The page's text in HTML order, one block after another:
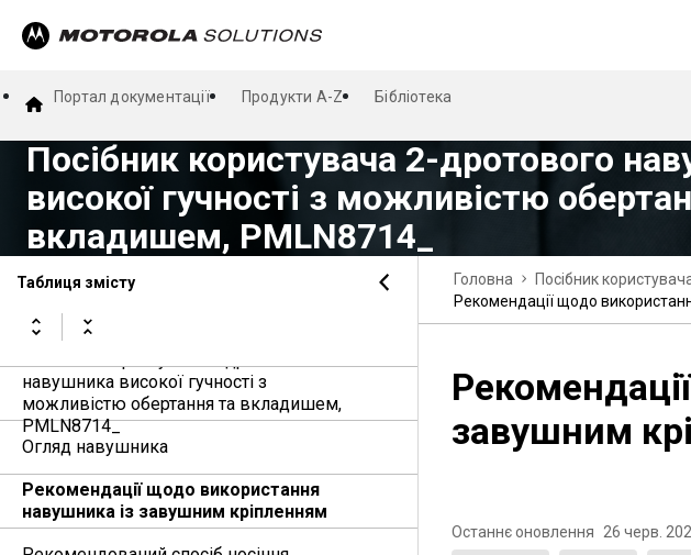
Портал документації Продукти A-Z Бібліотека
Посібник користувача 2-дротового
високої гучності з можливістю
вкладишем, PMLN8714_
Таблиця змісту
навушника високої гучності з
можливістю обертання та вкладишем,
PMLN8714_
Огляд навушника
Рекомендації щодо використання
навушника із завушним кріпленням
Головна
Посібник
Рекомендації щодо
завушним
Останнє оновлення 26 черв.